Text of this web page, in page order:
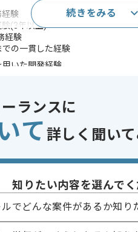
経験
験(3年以上)
経験
での一貫した経験
用いた開発経験
をお持ちであれば申し込み可能なケー
プリ開発 , 自社製品開発
日から可能 , 自社サービスあり
続きをみる
ランスに
て 詳しく聞い
知りたい内容を選んで
でどんな案件があるか知り